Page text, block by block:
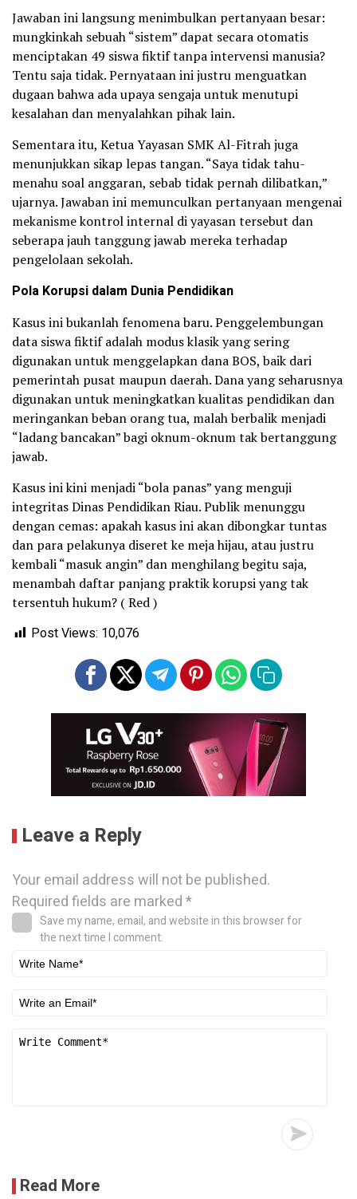
Jawaban ini langsung menimbulkan pertanyaan besar:
mungkinkah sebuah “sistem” dapat secara otomatis
menciptakan 49 siswa fiktif tanpa intervensi manusia?
Tentu saja tidak. Pernyataan ini justru menguatkan
dugaan bahwa ada upaya sengaja untuk menutupi
kesalahan dan menyalahkan pihak lain.
Sementara itu, Ketua Yayasan SMK Al-Fitrah juga
menunjukkan sikap lepas tangan. “Saya tidak tahu-
menahu soal anggaran, sebab tidak pernah dilibatkan,”
ujarnya. Jawaban ini memunculkan pertanyaan mengenai
mekanisme kontrol internal di yayasan tersebut dan
seberapa jauh tanggung jawab mereka terhadap
pengelolaan sekolah.
Pola Korupsi dalam Dunia Pendidikan
Kasus ini bukanlah fenomena baru. Penggelembungan
data siswa fiktif adalah modus klasik yang sering
digunakan untuk menggelapkan dana BOS, baik dari
pemerintah pusat maupun daerah. Dana yang seharusnya
digunakan untuk meningkatkan kualitas pendidikan dan
meringankan beban orang tua, malah berbalik menjadi
“ladang bancakan” bagi oknum-oknum tak bertanggung
jawab.
Kasus ini kini menjadi “bola panas” yang menguji
integritas Dinas Pendidikan Riau. Publik menunggu
dengan cemas: apakah kasus ini akan dibongkar tuntas
dan para pelakunya diseret ke meja hijau, atau justru
kembali “masuk angin” dan menghilang begitu saja,
menambah daftar panjang praktik korupsi yang tak
tersentuh hukum? ( Red )
Post Views: 10,076
Leave a Reply
Your email address will not be published.
Required fields are marked*
Save my name, email, and website in this browser for
the next time I comment.
Read More